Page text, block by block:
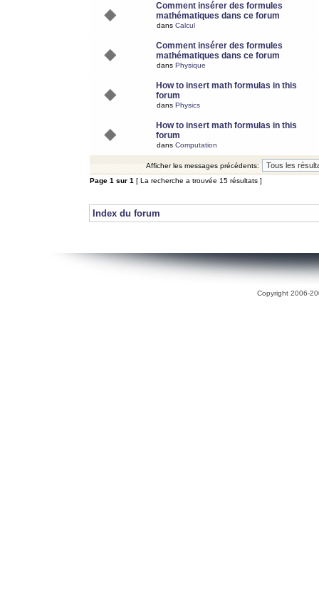
Comment insérer des formules
mathématiques dans ce forum
dans Calcul
Comment insérer des formules
mathématiques dans ce forum
dans Physique
How to insert math formulas in this
forum
dans Physics
How to insert math formulas in this
forum
dans Computation
Afficher les messages précédents:
Page 1 sur 1 [ La recherche a trouvée 15 résultats ]
Index du forum
Copyright 2006-